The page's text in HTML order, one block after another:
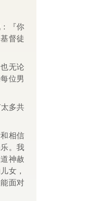
『你
督徒
无论
位男
多共
相信
。我
神赦
女，
面对